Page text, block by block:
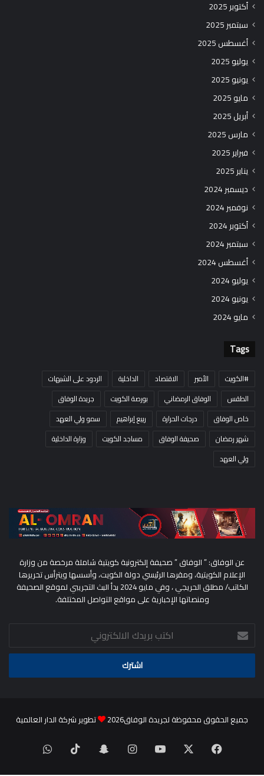
أكتوبر 2025
سبتمبر 2025
أغسطس 2025
يوليو 2025
يونيو 2025
مايو 2025
أبريل 2025
مارس 2025
فبراير 2025
يناير 2025
ديسمبر 2024
نوفمبر 2024
أكتوبر 2024
سبتمبر 2024
أغسطس 2024
يوليو 2024
يونيو 2024
مايو 2024
Tags
#الكويت الأمير الاقتصاد الداخلية
الردود على الشبهات
الطقس
الوفاق الرمضاني بورصة الكويت
جريدة الوفاق
خاص الوفاق
درجات الحرارة ربيع إبراهيم
سمو ولي العهد
شهر رمضان
صحيفة الوفاق مساجد الكويت
وزارة الداخلية
ولي العهد
عن الوفاق: ” الوفاق ” صحيفة إلكترونية كويتية شاملة مرخصة من وزارة
الإعلام الكويتية، ومقرها الرئيسي دولة الكويت، وأسسها ويترأس تحريرها
الكاتب/ مطلق الحريجي ، وفي مايو 2024 بدأ البث التجريبي لموقع الصحيفة
ومنصاتها الإخبارية على مواقع التواصل المختلفة.
اكتب
بريدك
الالكتروني
جميع الحقوق محفوظة لجريدة الوفاق2026 تطوير شركة الدار العالمية
فيسبوك ‫YouTubeانستقرامسناب
‫TikTokواتساب